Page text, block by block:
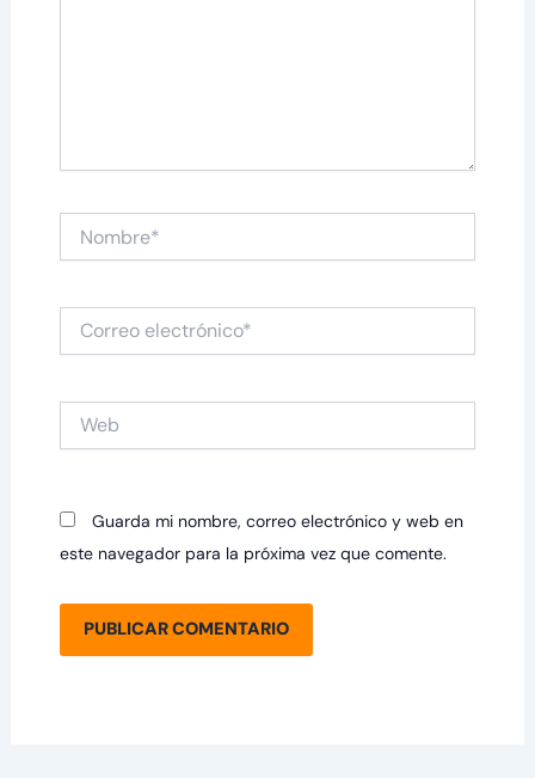
Correo
electrónico*
Guarda mi nombre, correo electrónico y web en
este navegador para la próxima vez que comente.